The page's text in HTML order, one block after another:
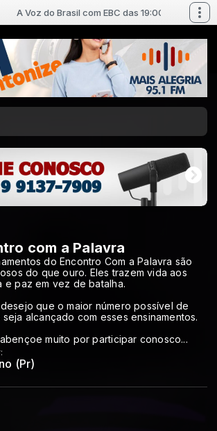
A Voz do Brasil com EBC das 19:00 às 19:59
com a Palavra
do Encontro Com a Palavra são
do que ouro. Eles trazem vida aos
e paz em vez de batalha.
que o maior número possível de
alcançado com esses ensinamentos.
muito por participar conosco...
(Pr)